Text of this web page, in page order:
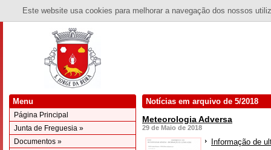
Este website usa cookies para melhorar a navegação dos nossos
Menu
Página Principal
Junta de Freguesia »
Documentos »
Notícias em arquivo de 5/2018
Meteorologia Adversa
29 de Maio de 2018
Informação de